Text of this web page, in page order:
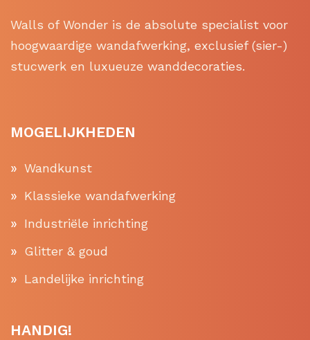
Walls of Wonder is de absolute specialist voor
hoogwaardige wandafwerking, exclusief (sier-)
stucwerk en luxueuze wanddecoraties.
MOGELIJKHEDEN
Wandkunst
Klassieke wandafwerking
Industriële inrichting
Glitter & goud
Landelijke inrichting
HANDIG!